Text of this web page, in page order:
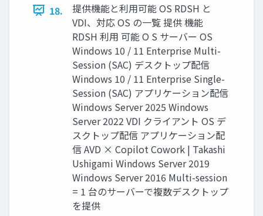
18.
提供機能と利用可能 OS RDSH と
VDI、対応 OS の一覧 提供 機能
RDSH 利用 可能 O S サーバー OS
Windows 10 / 11 Enterprise Multi-
Session (SAC) デスクトップ配信
Windows 10 / 11 Enterprise Single-
Session (SAC) アプリケーション配信
Windows Server 2025 Windows
Server 2022 VDI クライアント OS デ
スクトップ配信 アプリケーション配
信 AVD × Copilot Cowork | Takashi
Ushigami Windows Server 2019
Windows Server 2016 Multi-session
= 1 台のサーバーで複数デスクトップ
を提供